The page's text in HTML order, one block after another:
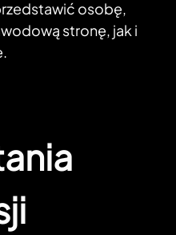
osobę,
stronę, jak i